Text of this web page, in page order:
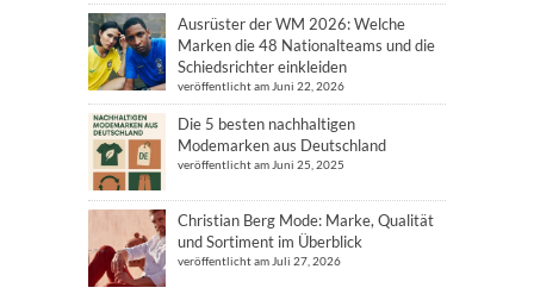
Ausrüster der WM 2026: Welche
Marken die 48 Nationalteams und die
Schiedsrichter einkleiden
veröffentlicht am Juni 22, 2026
Die 5 besten nachhaltigen
Modemarken aus Deutschland
veröffentlicht am Juni 25, 2025
Christian Berg Mode: Marke, Qualität
und Sortiment im Überblick
veröffentlicht am Juli 27, 2026